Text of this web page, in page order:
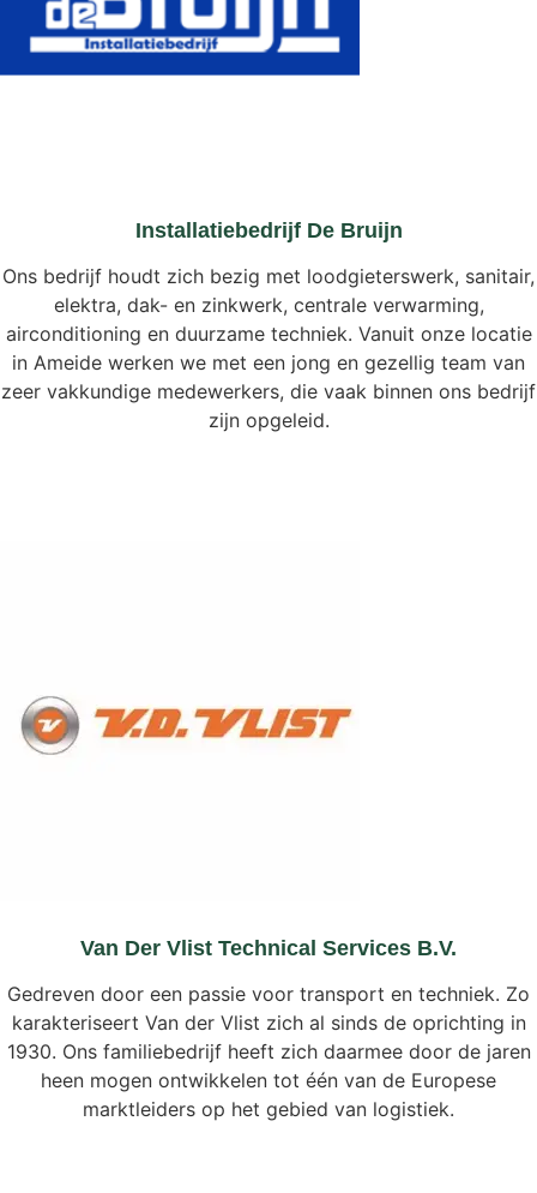
Installatiebedrijf De Bruijn
Ons bedrijf houdt zich bezig met loodgieterswerk, sanitair,
elektra, dak- en zinkwerk, centrale verwarming,
airconditioning en duurzame techniek. Vanuit onze locatie
in Ameide werken we met een jong en gezellig team van
zeer vakkundige medewerkers, die vaak binnen ons bedrijf
zijn opgeleid.
Van Der Vlist Technical Services B.v.
Gedreven door een passie voor transport en techniek. Zo
karakteriseert Van der Vlist zich al sinds de oprichting in
1930. Ons familiebedrijf heeft zich daarmee door de jaren
heen mogen ontwikkelen tot één van de Europese
marktleiders op het gebied van logistiek.